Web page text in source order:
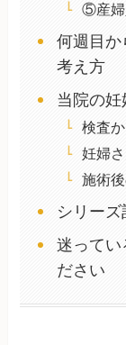
⑤産婦
何週目か
考え方
当院の
検査
妊婦
施術
シリー
迷ってい
ださい